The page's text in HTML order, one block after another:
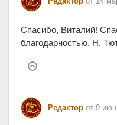
Спасибо, Виталий!
благодарностью, Н.
Редактор от 9